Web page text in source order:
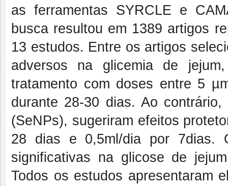
as ferramentas SYRCLE e
busca resultou em 1389 artigos
13 estudos. Entre os artigos
adversos na glicemia de
tratamento com doses entre 5
durante 28-30 dias. Ao
(SeNPs), sugeriram efeitos
28 dias e 0,5ml/dia por 7dias.
significativas na glicose de
Todos os estudos apresentaram